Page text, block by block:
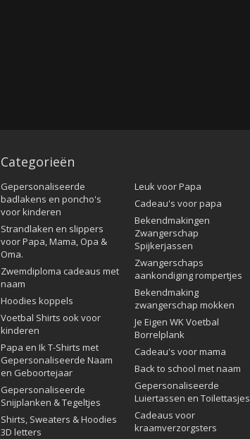
Categorieën
Gepersonaliseerde
badlakens en poncho's
voor kinderen
Strandlaken en slippers
voor Papa, Mama, Opa &
Oma.
Zwemdiploma cadeaus met
naam
Hoodies koppels
Voetbal Shirts ook voor
kinderen
Papa en Ik T-Shirts met
Gepersonaliseerde Naam
en Geboortejaar
Gepersonaliseerde
Snijplanken & Tegeltjes
Shirts, Sweaters & Hoodies
3D letters
Leuk voor Papa
Cadeau's voor papa
Bekendmakingen
Zwangerschap
Spijkerjassen
Zwangerschaps
aankondiging rompertjes
Bekendmaking
zwangerschap mokken
Je Eigen WK Voetbal
Borrelplank
Cadeau's voor mama
Back to school met naam
Gepersonaliseerde
Luiertassen en Toilettasjes
Cadeaus voor
kraamverzorgsters